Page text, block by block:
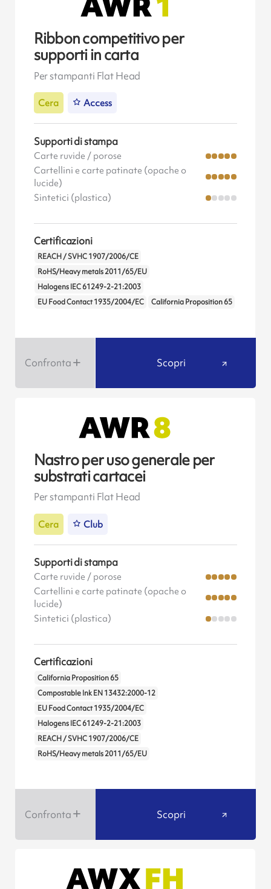
Ribbon competitivo per
supporti in carta
Per stampanti Flat Head
Cera Access
Supporti di stampa
Carte ruvide / porose
Cartellini e carte patinate (opache o
lucide)
Sintetici (plastica)
Certificazioni
REACH / SVHC 1907/2006/CE
RoHS/Heavy metals 2011/65/EU
Halogens IEC 61249-2-21:2003
EU Food Contact 1935/2004/EC
California Proposition 65
Confronta Scopri
Nastro per uso generale per
substrati cartacei
Per stampanti Flat Head
Cera Club
Supporti di stampa
Carte ruvide / porose
Cartellini e carte patinate (opache o
lucide)
Sintetici (plastica)
Certificazioni
California Proposition 65
Compostable Ink EN 13432:2000-12
EU Food Contact 1935/2004/EC
Halogens IEC 61249-2-21:2003
REACH / SVHC 1907/2006/CE
RoHS/Heavy metals 2011/65/EU
Confronta Scopri